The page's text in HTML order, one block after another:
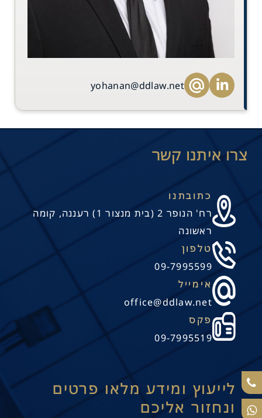
yohanan@ddlaw.net
כתובתנו
רח' הנופר 2 (בית מנצור 1) רעננה, קומה
ראשונה
טלפון
09-7995599
אימייל
office@ddlaw.net
פקס
09-7995519
לייעוץ ומידע מלאו פרטים
ונחזור אליכם